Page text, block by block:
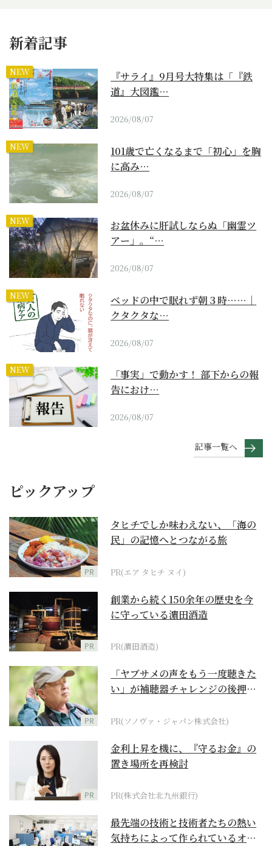
新着記事
NEW
『サライ』9月号大特集は「『鉄
道』大図鑑…
2026/08/07
NEW
101歳で亡くなるまで「初心」を胸
に高み…
2026/08/07
NEW
お盆休みに肝試しならぬ「幽霊ツ
アー」。“…
2026/08/07
NEW
ベッドの中で眠れず朝３時……｜
クタクタな…
2026/08/07
NEW
「事実」で動かす！ 部下からの報
告におけ…
2026/08/07
記事一覧へ
ピックアップ
PR
タヒチでしか味わえない、「海の
民」の記憶へとつながる旅
PR(エア タヒチ ヌイ)
PR
創業から続く150余年の歴史を今
に守っている濵田酒造
PR(濵田酒造)
PR
「ヤブサメの声をもう一度聴きた
い」が補聴器チャレンジの後押し
PR(ソノヴァ・ジャパン株式会社)
PR
金利上昇を機に、『守るお金』の
置き場所を再検討
PR(株式会社北九州銀行)
最先端の技術と技術者たちの熱い
気持ちによって作られているオー